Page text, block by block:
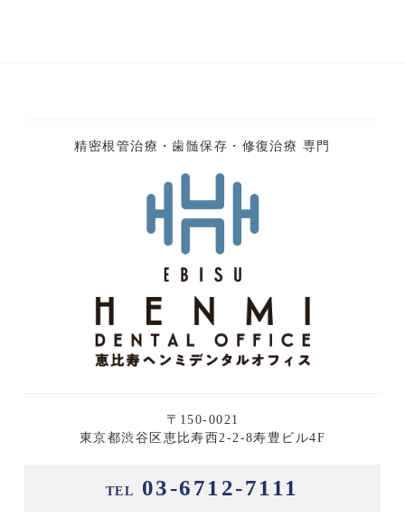
精密根管治療・歯髄保存・修復治療 専門
〒150-0021
東京都渋谷区恵比寿西2-2-8寿豊ビル4F
TEL 03-6712-7111